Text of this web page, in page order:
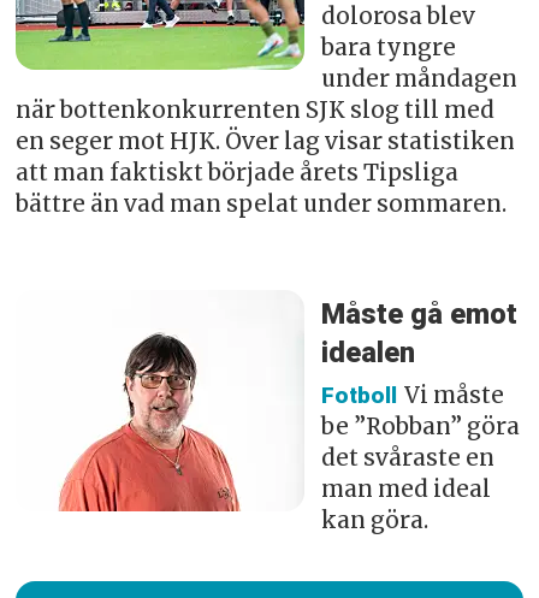
dolorosa blev
bara tyngre
under måndagen
när bottenkonkurrenten SJK slog till med
en seger mot HJK. Över lag visar statistiken
att man faktiskt började årets Tipsliga
bättre än vad man spelat under sommaren.
Måste gå emot
idealen
Fotboll
Vi måste
be ”Robban” göra
det svåraste en
man med ideal
kan göra.